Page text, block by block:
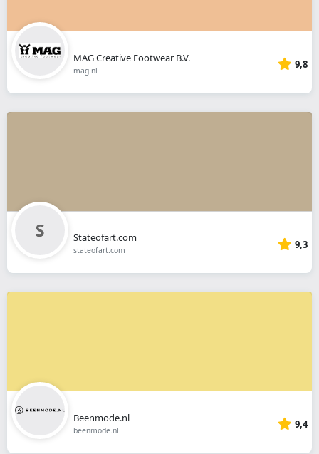
MAG Creative Footwear B.V.
mag.nl 9,8
Stateofart.com
stateofart.com 9,3
Beenmode.nl
beenmode.nl 9,4